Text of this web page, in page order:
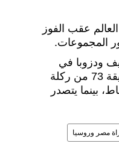
عقب الفوز
المجموعات.
ودزوبا في
الدقائق 47 و59 و62، بينما أحرز هدف مصر محمد صلاح في الدقيقة 73 من ركلة
بينما يتصدر
مصر وروسيا